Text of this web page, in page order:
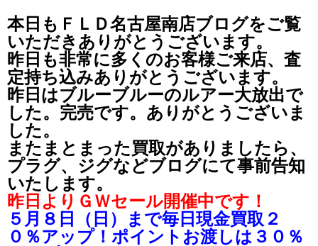
本日もＦＬＤ名古屋南店ブログをご覧
いただきありがとうございます。
昨日も非常に多くのお客様ご来店、査
定持ち込みありがとうございます。
昨日はブルーブルーのルアー大放出で
した。完売です。ありがとうございま
した。
またまとまった買取がありましたら、
プラグ、ジグなどブログにて事前告知
いたします。
昨日よりＧＷセール開催中です！
５月８日（日）まで毎日現金買取２
０％アップ！ポイントお渡しは３０％